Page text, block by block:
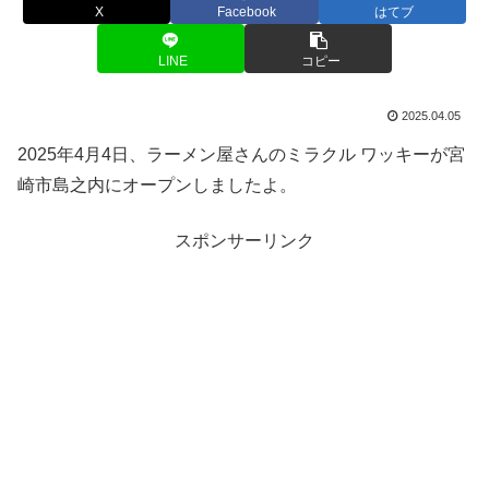
X Facebook はてブ
LINE コピー
2025.04.05
2025年4月4日、ラーメン屋さんのミラクル ワッキーが宮
崎市島之内にオープンしましたよ。
スポンサーリンク